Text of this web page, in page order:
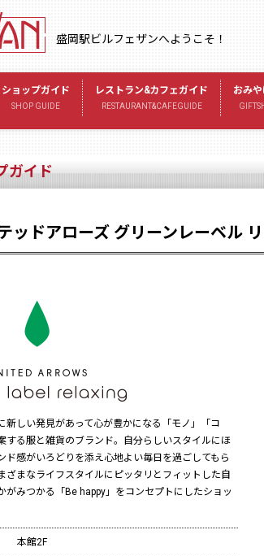
盛岡駅ビルフェザンへようこそ！
ショップガイド
SHOP GUIDE
レストラン&カフェガイド
RESTAURANT&CAFEGUIDE
おみ
ガイド
ッドアローズ グリーンレーベル
新しい発見があって心が豊かになる「モノ」「コ
する服と雑貨のブランド。自分らしいスタイルにほ
ド感がいろどりを添え心地よい毎日を過ごしてもら
ざまなライフスタイルにピッタリとフィットした自
がみつかる「Be happy」をコンセプトにしたショッ
本館2F